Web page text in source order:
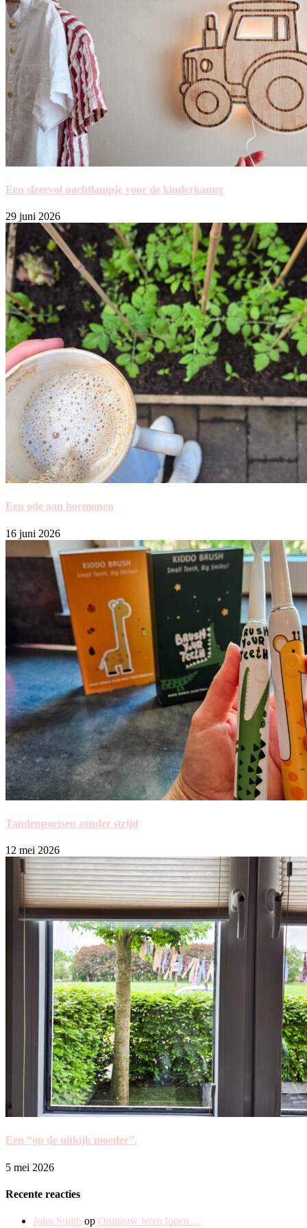
Een sfeervol nachtlampje voor de kinderkamer
29 juni 2026
Een ode aan hormonen
16 juni 2026
Tandenpoetsen zonder strijd
12 mei 2026
Een “op de uitkijk moeder”.
5 mei 2026
Recente reacties
John Smith op Opnieuw leren lopen…